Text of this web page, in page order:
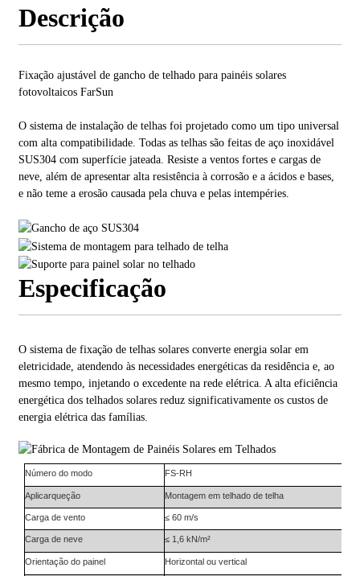
Descrição
Fixação ajustável de gancho de telhado para painéis solares
fotovoltaicos FarSun
O sistema de instalação de telhas foi projetado como um tipo universal
com alta compatibilidade. Todas as telhas são feitas de aço inoxidável
SUS304 com superfície jateada. Resiste a ventos fortes e cargas de
neve, além de apresentar alta resistência à corrosão e a ácidos e bases,
e não teme a erosão causada pela chuva e pelas intempéries.
Especificação
O sistema de fixação de telhas solares converte energia solar em
eletricidade, atendendo às necessidades energéticas da residência e, ao
mesmo tempo, injetando o excedente na rede elétrica. A alta eficiência
energética dos telhados solares reduz significativamente os custos de
energia elétrica das famílias.
Número do modo FS-RH
Aplicarqueção Montagem em telhado de telha
Carga de vento ≤ 60 m/s
Carga de neve ≤ 1,6 kN/m²
Orientação do painel Horizontal ou vertical